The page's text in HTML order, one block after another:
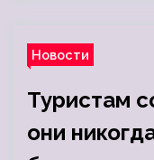
Новости
Туристам
они